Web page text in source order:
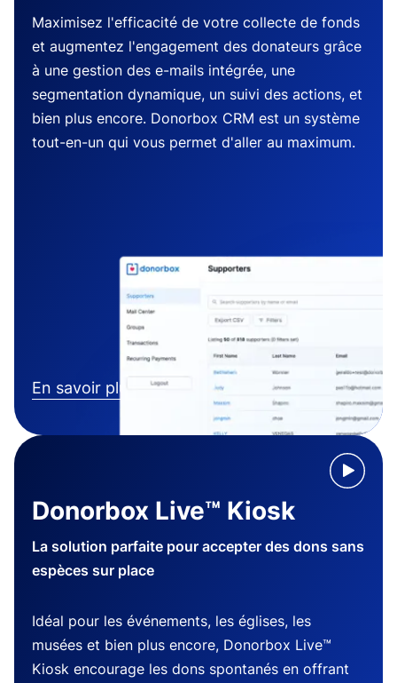
Maximisez l'efficacité de votre collecte de fonds
et augmentez l'engagement des donateurs grâce
à une gestion des e-mails intégrée, une
segmentation dynamique, un suivi des actions, et
bien plus encore. Donorbox CRM est un système
tout-en-un qui vous permet d'aller au maximum.
En savoir plus
Donorbox Live™ Kiosk
La solution parfaite pour accepter des dons sans
espèces sur place
Idéal pour les événements, les églises, les
musées et bien plus encore, Donorbox Live™
Kiosk encourage les dons spontanés en offrant